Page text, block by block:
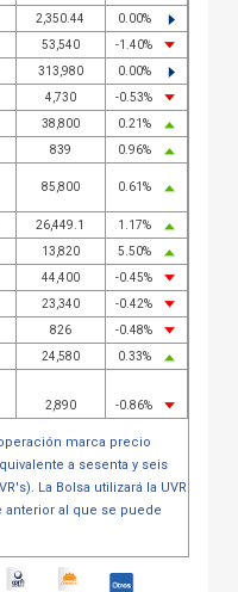
2,350.44 0.00%
53,540 -1.40%
313,980 0.00%
4,730 -0.53%
38,800 0.21 %
839 0.96%
85,800 0.61 %
26,449.1 1.17%
13,820 5.50%
44,400 -0.45%
23,340 -0.42%
826 -0.48%
24,580 0.33%
2,890 -0.86%
15,800
29,760 0.88
marca precio
a sesenta y seis
La Bolsa utilizará la UVR
al que se puede